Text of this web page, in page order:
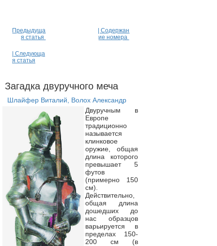
Предыдуща
я статья
| Содержан
ие номера
| Следующа
я статья
Загадка двуручного меча
Шлайфер Виталий, Волох Александр
Двуручным в
Европе
традиционно
называется
клинковое
оружие, общая
длина которого
превышает 5
футов
(примерно 150
см).
Действительно,
общая длина
дошедших до
нас образцов
варьируется в
пределах 150-
200 см (в